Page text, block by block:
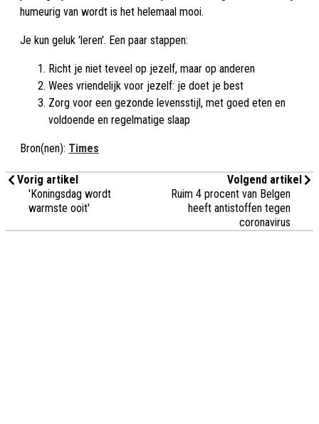
humeurig van wordt is het helemaal mooi.
Je kun geluk 'leren'. Een paar stappen:
Richt je niet teveel op jezelf, maar op anderen
Wees vriendelijk voor jezelf: je doet je best
Zorg voor een gezonde levensstijl, met goed eten en
voldoende en regelmatige slaap
Bron(nen): Times
Vorig artikel
'Koningsdag wordt
warmste ooit'
Volgend artikel
Ruim 4 procent van Belgen
heeft antistoffen tegen
coronavirus